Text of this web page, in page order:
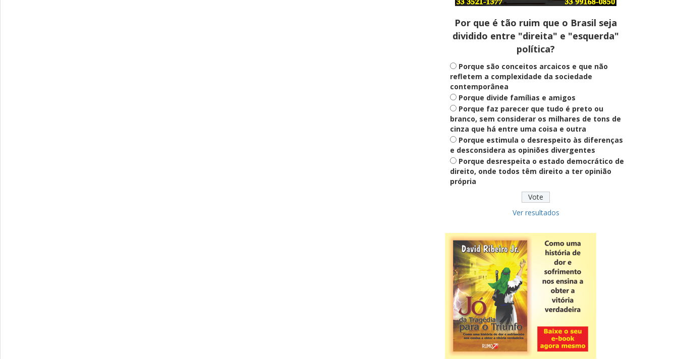
Saúde Mental
Plataforma oferece escuta em
saúde mental para jovens no SUS
Digital
Definido
PT lança Patrus Ananias como
candidato ao governo de Minas
Gerais
Educação
Fies: pré-selecionados têm até
terça para complementar
CNPJ alfanumérico começa a ser
emitido nesta sexta
ver todas »
Por que é tão ruim que o Brasil seja
dividido entre "direita" e "esquerda"
política?
Porque são conceitos arcaicos e que não
refletem a complexidade da sociedade
contemporânea
Porque divide famílias e amigos
Porque faz parecer que tudo é preto ou
branco, sem considerar os milhares de tons de
cinza que há entre uma coisa e outra
Porque estimula o desrespeito às diferenças
e desconsidera as opiniões divergentes
Porque desrespeita o estado democrático de
direito, onde todos têm direito a ter opinião
própria
Ver resultados